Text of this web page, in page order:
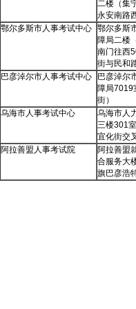
二楼（集
永安南路
鄂尔多斯市人事考试中心 鄂尔多斯
障局二楼
南门往西
街与民和
巴彦淖尔市人事考试中心
巴彦淖尔
障局7019
街）
乌海市人事考试中心
乌海市人
三楼301
宜化街交
阿拉善盟人事考试院
阿拉善盟
合服务大
旗巴彦浩